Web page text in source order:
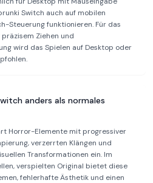
Switch auch auf mobilen
Steuerung funktionieren. Für das
Ziehen und
wird das Spielen auf Desktop oder
anders als normales
Horror-Elemente mit progressiver
verzerrten Klängen und
Transformationen ein. Im
verspielten Original bietet diese
fehlerhafte Ästhetik und einen